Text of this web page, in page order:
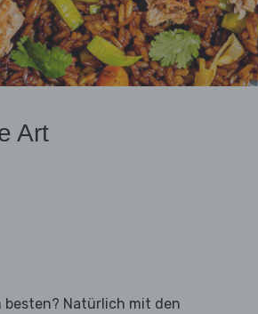
Art
besten? Natürlich mit den